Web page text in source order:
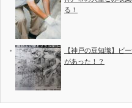
る！
【神戸の豆知識】ビ
があった！？